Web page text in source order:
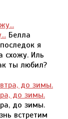
Белла
я
схожу. Иль
ты любил?
до зимы.
до зимы.
встретим